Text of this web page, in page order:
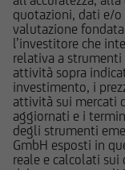
quotazioni, dati e/
valutazione
l’investitore che
relativa a
attività sopra
investimento, i
attività sui mercati
aggiornati e i
degli strumenti
GmbH esposti in
reale e calcolati
Terms/
informazioni
quelle sui
dettaglio
finanziari
pubblicate
nei suddetti